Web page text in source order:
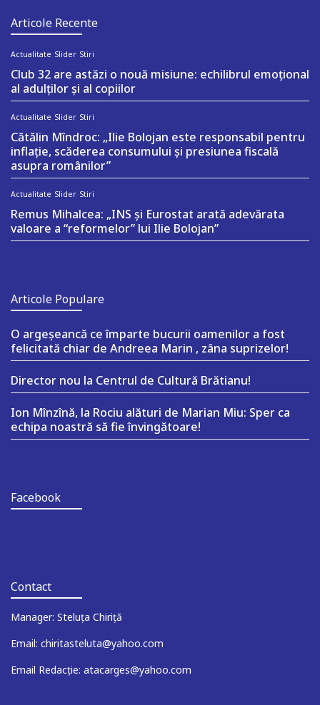
Articole Recente
Actualitate Slider Stiri
Club 32 are astăzi o nouă misiune: echilibrul emoțional
al adulților și al copiilor
Actualitate Slider Stiri
Cătălin Mîndroc: „Ilie Bolojan este responsabil pentru
inflație, scăderea consumului și presiunea fiscală
asupra românilor”
Actualitate Slider Stiri
Remus Mihalcea: „INS și Eurostat arată adevărata
valoare a “reformelor” lui Ilie Bolojan”
Articole Populare
O argeşeancă ce împarte bucurii oamenilor a fost
felicitată chiar de Andreea Marin , zâna suprizelor!
Director nou la Centrul de Cultură Brătianu!
Ion Mînzînă, la Rociu alături de Marian Miu: Sper ca
echipa noastră să fie învingătoare!
Facebook
Contact
Manager: Steluța Chiriță
Email: chiritasteluta@yahoo.com
Email Redacție: atacarges@yahoo.com